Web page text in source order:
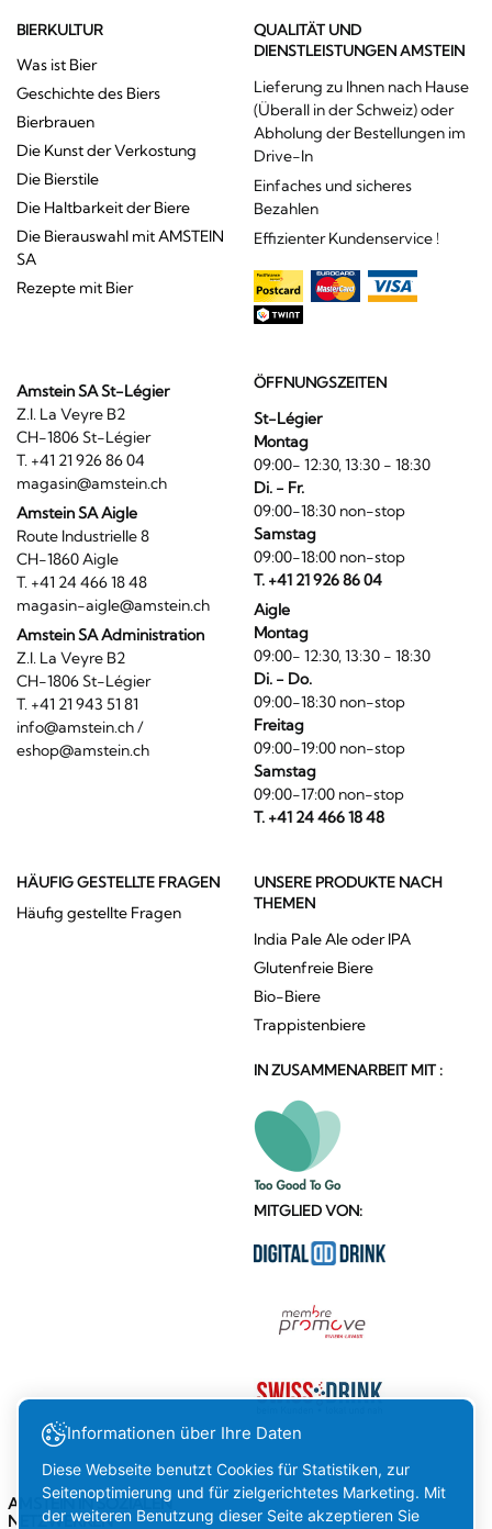
BIERKULTUR
Was ist Bier
Geschichte des Biers
Bierbrauen
Die Kunst der Verkostung
Die Bierstile
Die Haltbarkeit der Biere
Die Bierauswahl mit AMSTEIN
SA
Rezepte mit Bier
QUALITÄT UND
DIENSTLEISTUNGEN AMSTEIN
Lieferung zu Ihnen nach Hause
(Überall in der Schweiz) oder
Abholung der Bestellungen im
Drive-In
Einfaches und sicheres
Bezahlen
Effizienter Kundenservice !
Amstein SA St-Légier
Z.I. La Veyre B2
CH-1806 St-Légier
T. +41 21 926 86 04
magasin@amstein.ch
Amstein SA Aigle
Route Industrielle 8
CH-1860 Aigle
T. +41 24 466 18 48
magasin-aigle@amstein.ch
Amstein SA Administration
Z.I. La Veyre B2
CH-1806 St-Légier
T. +41 21 943 51 81
info@amstein.ch/
eshop@amstein.ch
ÖFFNUNGSZEITEN
St-Légier
Montag
09:00- 12:30, 13:30 - 18:30
Di. - Fr.
09:00-18:30 non-stop
Samstag
09:00-18:00 non-stop
T. +41 21 926 86 04
Aigle
Montag
09:00- 12:30, 13:30 - 18:30
Di. - Do.
09:00-18:30 non-stop
Freitag
09:00-19:00 non-stop
Samstag
09:00-17:00 non-stop
T. +41 24 466 18 48
HÄUFIG GESTELLTE FRAGEN
Häufig gestellte Fragen
UNSERE PRODUKTE NACH
THEMEN
India Pale Ale oder IPA
Glutenfreie Biere
Bio-Biere
Trappistenbiere
IN ZUSAMMENARBEIT MIT :
MITGLIED VON:
AMSTEIN IN SOZIALEN
NETZWERKEN
Informationen über Ihre Daten
Diese Webseite benutzt Cookies für Statistiken, zur
Seitenoptimierung und für zielgerichtetes Marketing. Mit
der weiteren Benutzung dieser Seite akzeptieren Sie